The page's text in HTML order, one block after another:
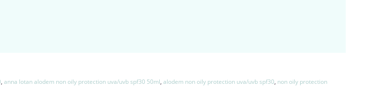
, anna lotan alodem non oily protection uva/uvb spf30 50ml, alodem non oily protection uva/uvb spf30, non oily protection